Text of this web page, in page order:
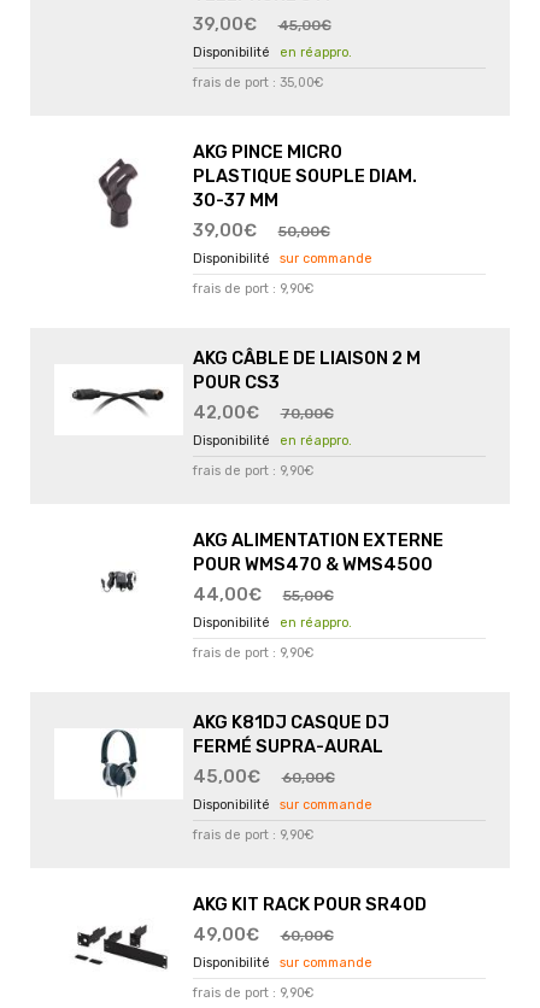
39,00€
45,00€
en réappro.
frais de port : 35,00€
AKG PINCE MICRO
PLASTIQUE SOUPLE DIAM.
30-37 MM
39,00€
50,00€
sur commande
frais de port : 9,90€
AKG CÂBLE DE LIAISON 2 M
POUR CS3
42,00€
70,00€
en réappro.
frais de port : 9,90€
AKG ALIMENTATION EXTERNE
POUR WMS470 & WMS4500
44,00€
55,00€
en réappro.
frais de port : 9,90€
AKG K81DJ CASQUE DJ
FERMÉ SUPRA-AURAL
45,00€
60,00€
sur commande
frais de port : 9,90€
AKG KIT RACK POUR SR40D
49,00€
60,00€
sur commande
frais de port : 9,90€